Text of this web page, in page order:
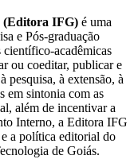
(Editora IFG) é uma
e Pós-graduação
acadêmicas
ou coeditar, publicar e
pesquisa, à extensão, à
em sintonia com as
além de incentivar a
Interno, a Editora IFG
a política editorial do
de Goiás.